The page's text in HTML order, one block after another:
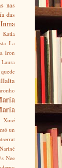
nas
das
Inma
Katia
La
Iron
Laura
Xosé
un
Nariné
Nee